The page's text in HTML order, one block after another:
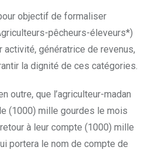
objectif de formaliser
pêcheurs-éleveurs*)
activité, génératrice de revenus,
la dignité de ces catégories.
outre, que l’agriculteur-madan
(1000) mille gourdes le mois
à leur compte (1000) mille
portera le nom de compte de